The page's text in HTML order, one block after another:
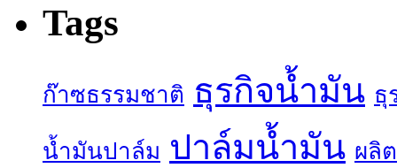
Tags
ก๊าซธรรมชาติ ธุรกิจน้ำมัน ธุ
น้ำมันปาล์ม ปาล์มน้ำมัน ผลิ